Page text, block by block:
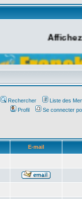
Rechercher
Liste des
Profil
Se connecter
E-mail